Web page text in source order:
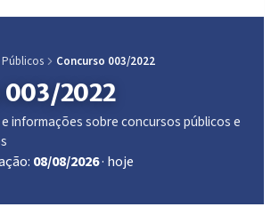
Concurso 003/2022
003/2022
informações sobre concursos públicos e
08/08/2026· hoje